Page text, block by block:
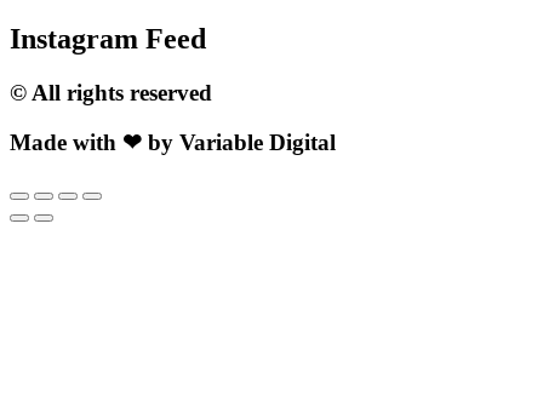
Instagram Feed
© All rights reserved
Made with ❤ by Variable Digital